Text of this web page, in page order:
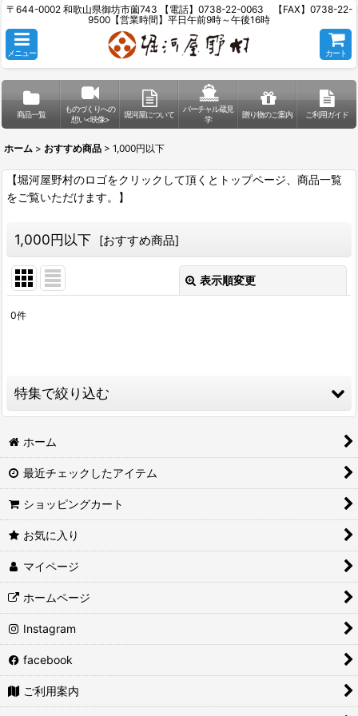
〒644-0002 和歌山県御坊市薗743 【電話】0738-22-0063 【FAX】0738-22-
9500【営業時間】平日午前9時～午後16時
メニュー カート
商品一覧
ものづくりへの
想い<映像>
堀河屋について
バーチャル蔵見
学
贈り物のご案内 ご利用ガイド
ホーム > おすすめ商品 > 1,000円以下
【堀河屋野村のロゴをクリックして頂くとトップページ、商品一覧
をご覧いただけます。】
1,000円以下 [おすすめ商品]
表示順変更
絞り込む
0件
特集で絞り込む
醤油
徑山寺味噌
味噌
合わせ味噌
赤味噌
白味噌
もろみ
ホーム
最近チェックしたアイテム
ショッピングカート
お気に入り
マイページ
ホームページ
Instagram
facebook
ご利用案内